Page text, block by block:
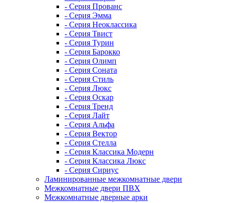
- Серия Прованс
- Серия Эмма
- Серия Неоклассика
- Серия Твист
- Серия Турин
- Серия Барокко
- Серия Олимп
- Серия Соната
- Серия Стиль
- Серия Люкс
- Серия Оскар
- Серия Тренд
- Серия Лайт
- Серия Альфа
- Серия Вектор
- Серия Стелла
- Серия Классика Модерн
- Серия Классика Люкс
- Серия Сириус
Ламинированные межкомнатные двери
Межкомнатные двери ПВХ
Межкомнатные дверные арки